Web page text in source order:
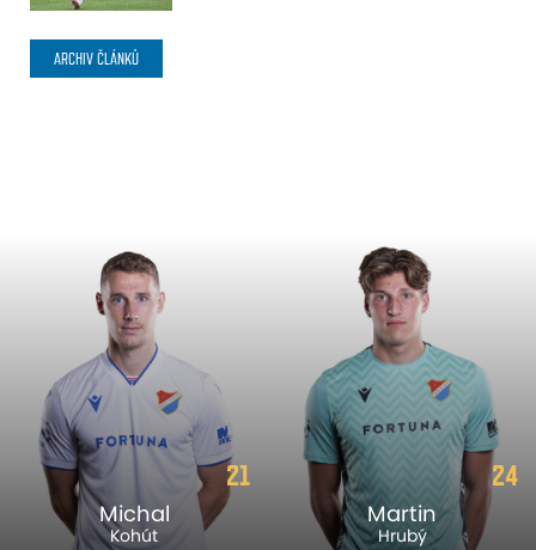
ARCHIV ČLÁNKŮ
21
Michal
Kohút
24
Martin
Hrubý